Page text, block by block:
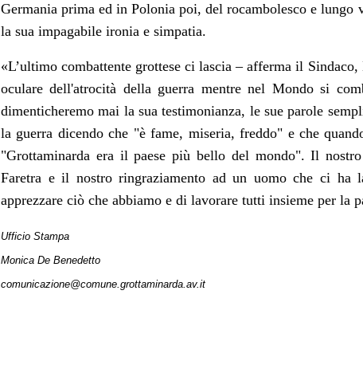
Germania prima ed in Polonia poi, del rocambolesco e lungo
la sua impagabile ironia e simpatia.
«L’ultimo combattente grottese ci lascia– afferma il Sindaco,
oculare dell'atrocità della guerra mentre nel Mondo si
dimenticheremo mai la sua testimonianza, le sue parole
la guerra dicendo che "è fame, miseria, freddo" e che
"Grottaminarda era il paese più bello del mondo". Il
Faretra e il nostro ringraziamento ad un uomo che ci ha
apprezzare ciò che abbiamo e di lavorare tutti insieme per la
Ufficio Stampa
Monica De Benedetto
comunicazione@comune.grottaminarda.av.it